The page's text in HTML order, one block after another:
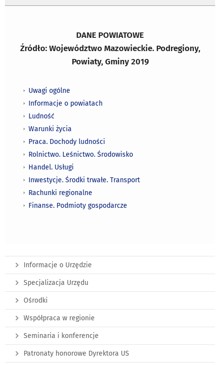
DANE POWIATOWE
Źródło: Województwo Mazowieckie. Podregiony,
Powiaty, Gminy 2019
Uwagi ogólne
Informacje o powiatach
Ludność
Warunki życia
Praca. Dochody ludności
Rolnictwo. Leśnictwo. Środowisko
Handel. Usługi
Inwestycje. Środki trwałe. Transport
Rachunki regionalne
Finanse. Podmioty gospodarcze
Informacje o Urzędzie
Specjalizacja Urzędu
Ośrodki
Współpraca w regionie
Seminaria i konferencje
Patronaty honorowe Dyrektora US